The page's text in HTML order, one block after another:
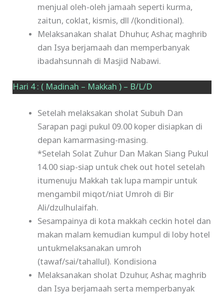
menjual oleh-oleh jamaah seperti kurma,
zaitun, coklat, kismis, dll /(konditional).
Melaksanakan shalat Dhuhur, Ashar, maghrib
dan Isya berjamaah dan memperbanyak
ibadahsunnah di Masjid Nabawi.
Hari 4 : ( Madinah – Makkah ) – B/L/D
Setelah melaksakan sholat Subuh Dan
Sarapan pagi pukul 09.00 koper disiapkan di
depan kamarmasing-masing.
*Setelah Solat Zuhur Dan Makan Siang Pukul
14.00 siap-siap untuk chek out hotel setelah
itumenuju Makkah tak lupa mampir untuk
mengambil miqot/niat Umroh di Bir
Ali/dzulhulaifah.
Sesampainya di kota makkah ceckin hotel dan
makan malam kemudian kumpul di loby hotel
untukmelaksanakan umroh
(tawaf/sai/tahallul). Kondisiona
Melaksanakan sholat Dzuhur, Ashar, maghrib
dan Isya berjamaah serta memperbanyak